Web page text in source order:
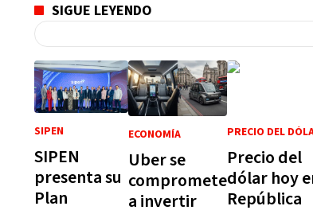
SIGUE LEYENDO
SIPEN
SIPEN
presenta su
Plan
ECONOMÍA
Uber se
compromete
a invertir
PRECIO DEL
Precio del
dólar hoy
República